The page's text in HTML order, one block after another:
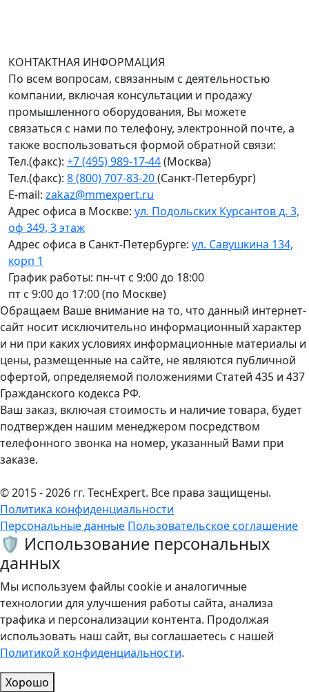
КОНТАКТНАЯ ИНФОРМАЦИЯ
По всем вопросам, связанным с деятельностью
компании, включая консультации и продажу
промышленного оборудования, Вы можете
связаться с нами по телефону, электронной почте, а
также воспользоваться формой обратной связи:
Тел.(факс): +7 (495) 989-17-44(Москва)
Тел.(факс): 8 (800) 707-83-20(Санкт-Петербург)
E-mail: zakaz@mmexpert.ru
Адрес офиса в Москве: ул. Подольских Курсантов д. 3,
оф 349, 3 этаж
Адрес офиса в Санкт-Петербурге: ул. Савушкина 134,
корп 1
График работы: пн-чт с 9:00 до 18:00
пт с 9:00 до 17:00 (по Москве)
Обращаем Ваше внимание на то, что данный интернет-
сайт носит исключительно информационный характер
и ни при каких условиях информационные материалы и
цены, размещенные на сайте, не являются публичной
офертой, определяемой положениями Статей 435 и 437
Гражданского кодекса РФ.
Ваш заказ, включая стоимость и наличие товара, будет
подтвержден нашим менеджером посредством
телефонного звонка на номер, указанный Вами при
заказе.
© 2015 - 2026 гг. ТеcнExpert. Все права защищены.
Политика конфиденциальности
Персональные данные Пользовательское соглашение
🛡️ Использование персональных
данных
Мы используем файлы cookie и аналогичные
технологии для улучшения работы сайта, анализа
трафика и персонализации контента. Продолжая
использовать наш сайт, вы соглашаетесь с нашей
Политикой конфиденциальности.
Хорошо